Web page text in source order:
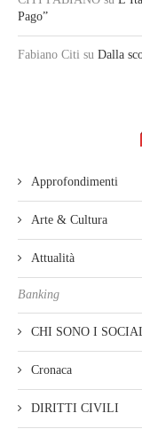
Pago”
Fabiano Citi su Dalla
Approfondimenti
Arte & Cultura
Attualità
Banking
CHI SONO I
Cronaca
DIRITTI CIVILI